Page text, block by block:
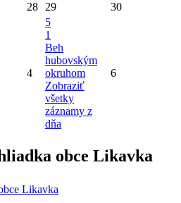
28 29 30
4
5
1
Beh
hubovským
okruhom
Zobraziť
všetky
záznamy z
dňa
6
obce Likavka